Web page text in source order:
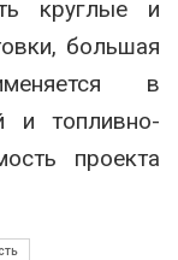
круглые и
большая
в
и топливно-
проекта